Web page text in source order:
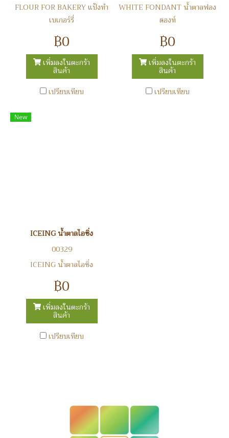
FLOUR FOR BAKERY แป้งทำ
เบเกอร์รี่
฿0
เพิ่มลงในตะกร้า
สินค้า
เปรียบเทียบ
WHITE FONDANT น้ำตาลฟอง
ดองท์
฿0
เพิ่มลงในตะกร้า
สินค้า
เปรียบเทียบ
New
ICEING น้ำตาลไอซิ่ง
00329
ICEING น้ำตาลไอซิ่ง
฿0
เพิ่มลงในตะกร้า
สินค้า
เปรียบเทียบ